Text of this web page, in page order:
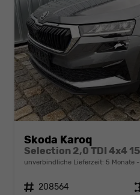
Skoda Karoq
unverbindliche Lieferzeit: 5 Monate
Fahrzeugnr. 208564